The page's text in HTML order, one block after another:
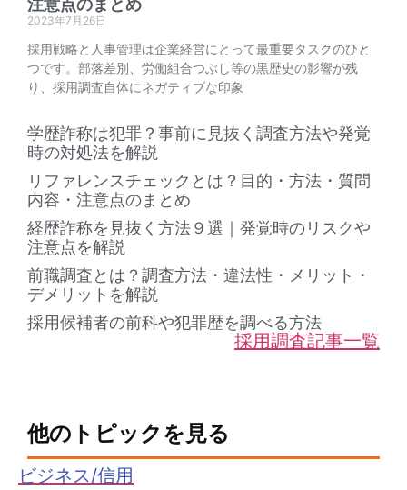
注意点のまとめ
2023年7月26日
採用戦略と人事管理は企業経営にとって最重要タスクのひと
つです。部落差別、労働組合つぶし等の黒歴史の影響が残
り、採用調査自体にネガティブな印象
学歴詐称は犯罪？事前に見抜く調査方法や発覚
時の対処法を解説
リファレンスチェックとは？目的・方法・質問
内容・注意点のまとめ
経歴詐称を見抜く方法９選｜発覚時のリスクや
注意点を解説
前職調査とは？調査方法・違法性・メリット・
デメリットを解説
採用候補者の前科や犯罪歴を調べる方法
採用調査記事一覧
他のトピックを見る
ビジネス/信用